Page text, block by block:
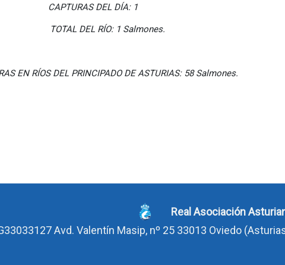
DEL DÍA: 1
RÍO: 1 Salmones.
EN RÍOS DEL PRINCIPADO DE ASTURIAS: 58 Salmones.
Real Asociación
Avd. Valentín Masip, nº 25 33013 Oviedo